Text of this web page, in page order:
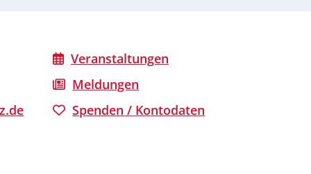
Veranstaltungen
Meldungen
Spenden / Kontodaten